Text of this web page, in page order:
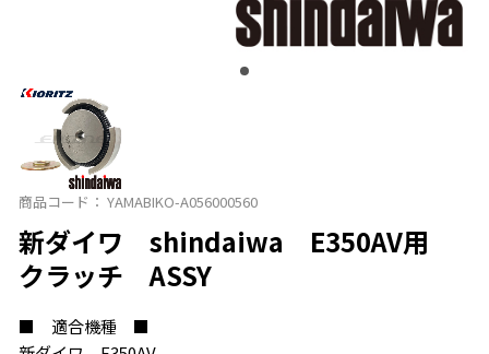
商品コード： YAMABIKO-A056000560
新ダイワ shindaiwa E350AV用
クラッチ ASSY
■ 適合機種 ■